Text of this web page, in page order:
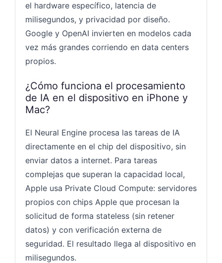
el hardware específico, latencia de
milisegundos, y privacidad por diseño.
Google y OpenAI invierten en modelos cada
vez más grandes corriendo en data centers
propios.
¿Cómo funciona el procesamiento
de IA en el dispositivo en iPhone y
Mac?
El Neural Engine procesa las tareas de IA
directamente en el chip del dispositivo, sin
enviar datos a internet. Para tareas
complejas que superan la capacidad local,
Apple usa Private Cloud Compute: servidores
propios con chips Apple que procesan la
solicitud de forma stateless (sin retener
datos) y con verificación externa de
seguridad. El resultado llega al dispositivo en
milisegundos.